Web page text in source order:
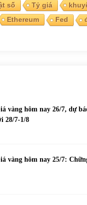
số
Tỷ giá
Ethereum Fed
vàng hôm nay 26/7, dự
28/7-1/8
vàng hôm nay 25/7: